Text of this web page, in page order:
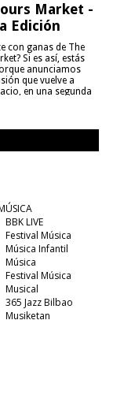
Market -
Edición
con ganas de The
Si es así, estás
anunciamos
que vuelve a
en una segunda
BBK LIVE
Festival Música
Música Infantil
Música
Festival Música
Musical
365 Jazz Bilbao
Musiketan